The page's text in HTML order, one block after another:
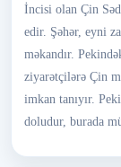
İncisi olan Çin
edir. Şəhər, eyni
məkandır.
ziyarətçilərə Çin
imkan tanıyır.
doludur, burada